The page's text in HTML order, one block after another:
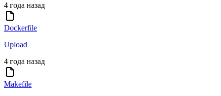
4 года назад
Dockerfile
Upload
4 года назад
Makefile